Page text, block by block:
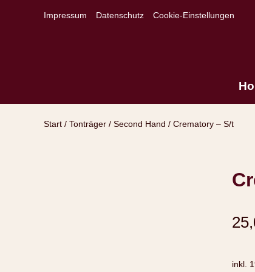
Impressum Datenschutz
Cookie-Einstellungen
Start / Tonträger / Second Hand / Crematory – S/t
inkl.